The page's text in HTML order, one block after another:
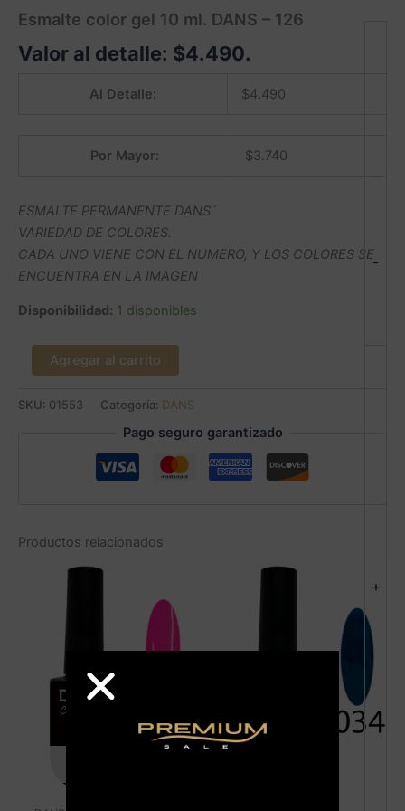
Esmalte color gel 10 ml. DANS – 126
Valor al detalle: $4.490.
Al Detalle: $4.490
Por Mayor: $3.740
ESMALTE PERMANENTE DANS´
VARIEDAD DE COLORES.
CADA UNO VIENE CON EL NUMERO, Y LOS COLORES SE
ENCUENTRA EN LA IMAGEN
Disponibilidad: 1 disponibles
-
+
Agregar al carrito
SKU: 01553 Categoría: DANS
Pago seguro garantizado
Productos relacionados